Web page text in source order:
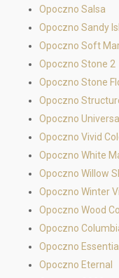
Opoczno Salsa
Opoczno Sandy
Opoczno Soft
Opoczno Stone 2
Opoczno Stone
Opoczno
Opoczno
Opoczno Vivid
Opoczno White
Opoczno Willow
Opoczno Winter
Opoczno Wood
Opoczno
Opoczno Essential
Opoczno Eternal